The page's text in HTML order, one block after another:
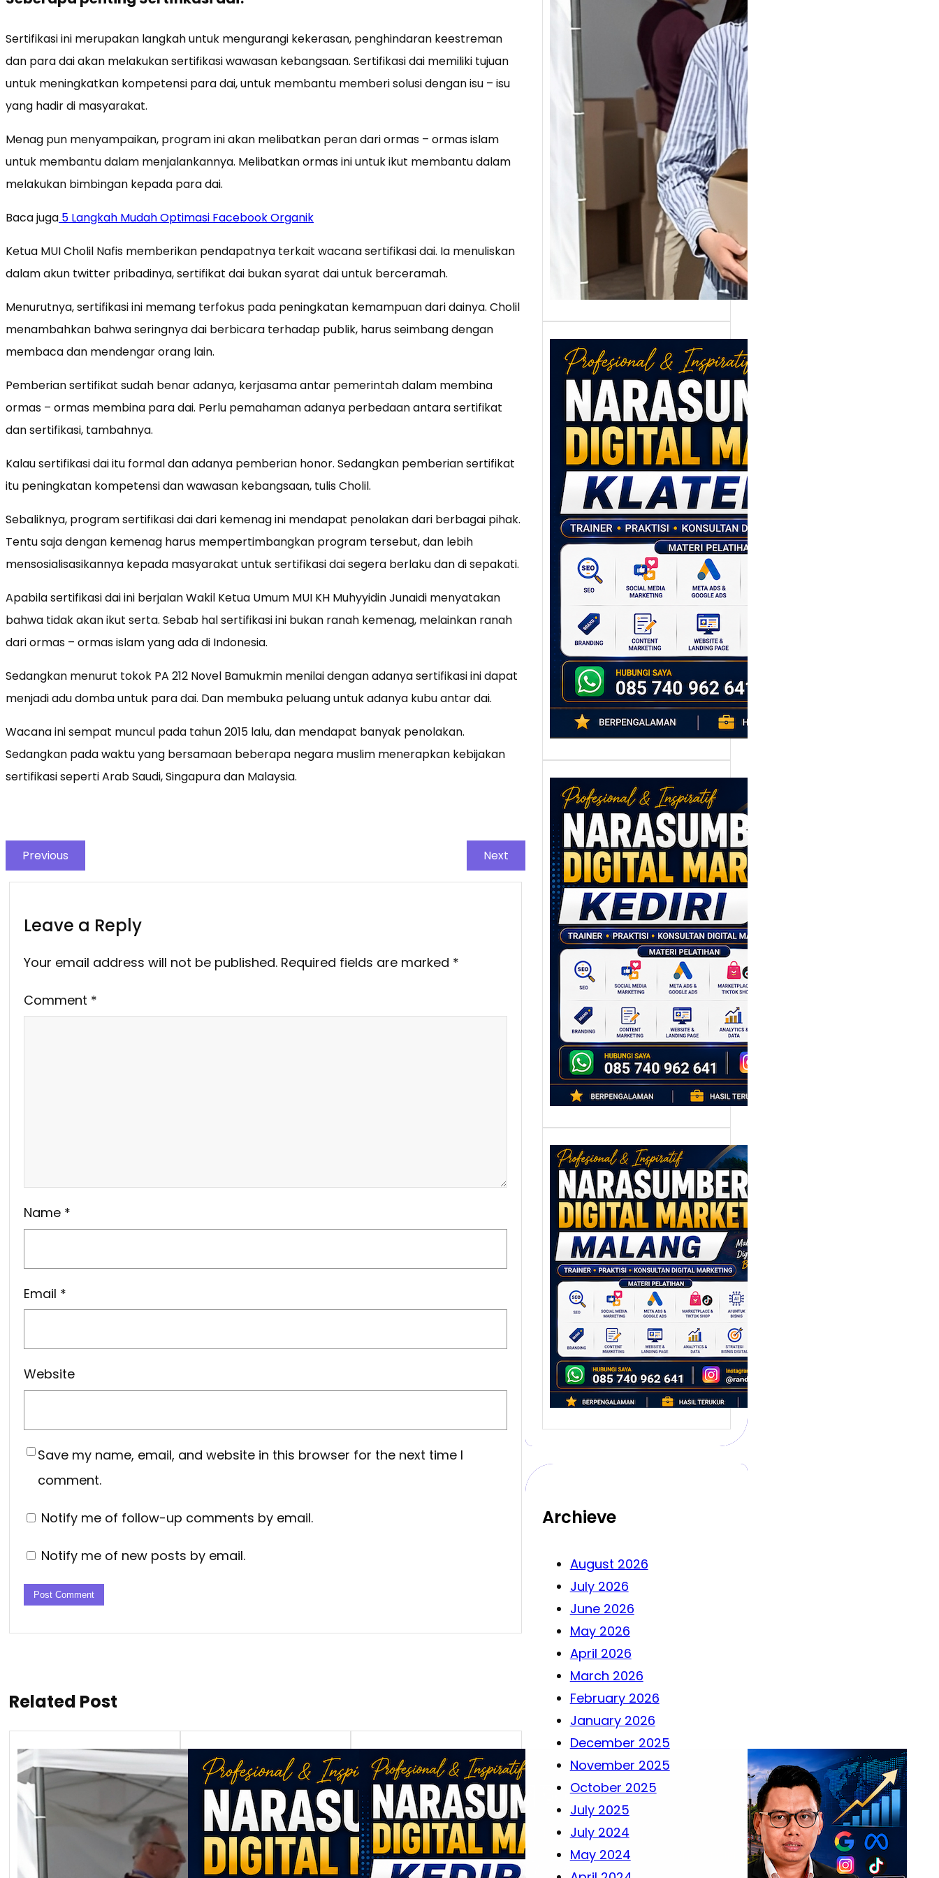
Sertifikasi ini merupakan langkah untuk mengurangi kekerasan, penghindaran keestreman
dan para dai akan melakukan sertifikasi wawasan kebangsaan. Sertifikasi dai memiliki tujuan
untuk meningkatkan kompetensi para dai, untuk membantu memberi solusi dengan isu – isu
yang hadir di masyarakat.
Menag pun menyampaikan, program ini akan melibatkan peran dari ormas – ormas islam
untuk membantu dalam menjalankannya. Melibatkan ormas ini untuk ikut membantu dalam
melakukan bimbingan kepada para dai.
Baca juga 5 Langkah Mudah Optimasi Facebook Organik
Ketua MUI Cholil Nafis memberikan pendapatnya terkait wacana sertifikasi dai. Ia menuliskan
dalam akun twitter pribadinya, sertifikat dai bukan syarat dai untuk berceramah.
Menurutnya, sertifikasi ini memang terfokus pada peningkatan kemampuan dari dainya. Cholil
menambahkan bahwa seringnya dai berbicara terhadap publik, harus seimbang dengan
membaca dan mendengar orang lain.
Pemberian sertifikat sudah benar adanya, kerjasama antar pemerintah dalam membina
ormas – ormas membina para dai. Perlu pemahaman adanya perbedaan antara sertifikat
dan sertifikasi, tambahnya.
Kalau sertifikasi dai itu formal dan adanya pemberian honor. Sedangkan pemberian sertifikat
itu peningkatan kompetensi dan wawasan kebangsaan, tulis Cholil.
Sebaliknya, program sertifikasi dai dari kemenag ini mendapat penolakan dari berbagai pihak.
Tentu saja dengan kemenag harus mempertimbangkan program tersebut, dan lebih
mensosialisasikannya kepada masyarakat untuk sertifikasi dai segera berlaku dan di sepakati.
Apabila sertifikasi dai ini berjalan Wakil Ketua Umum MUI KH Muhyyidin Junaidi menyatakan
bahwa tidak akan ikut serta. Sebab hal sertifikasi ini bukan ranah kemenag, melainkan ranah
dari ormas – ormas islam yang ada di Indonesia.
Sedangkan menurut tokok PA 212 Novel Bamukmin menilai dengan adanya sertifikasi ini dapat
menjadi adu domba untuk para dai. Dan membuka peluang untuk adanya kubu antar dai.
Wacana ini sempat muncul pada tahun 2015 lalu, dan mendapat banyak penolakan.
Sedangkan pada waktu yang bersamaan beberapa negara muslim menerapkan kebijakan
sertifikasi seperti Arab Saudi, Singapura dan Malaysia.
Previous Next
Leave a Reply
Your email address will not be published. Required fields are marked *
Comment *
Name *
Email *
Website
Save my name, email, and website in this browser for the next time I
comment.
Notify me of follow-up comments by email.
Notify me of new posts by email.
Related Post
Tik Tok Buat
Jualan, Gimana
Strateginya ?
Baca Juga Cara
Berjualan Di Tiktokshop
TikTok menjadi tempat
Narasumber
Digital Marketing
Klaten: Membantu
UMKM dan SDM
Lokal Naik Kelas
Melalui Strategi
Digital
Setiap daerah memiliki
potensi ekonomi yang
berbeda, dan Klaten
adalah…
Narasumber
Digital Marketing
Kediri: Membangun
Strategi
Pemasaran
Berbasis Data
untuk Bisnis yang
Bertumbuh
Digital marketing telah
mengubah cara bisnis
berkembang. Dulu,
promosi banyak…
Narasumber
Digital Marketing
Malang:
Menyiapkan
Talenta Digital
yang Siap
Menghadapi Dunia
Bisnis Modern
Malang dikenal sebagai
salah satu kota yang
melahirkan banyak ide,
…
Archieve
August 2026
July 2026
June 2026
May 2026
April 2026
March 2026
February 2026
January 2026
December 2025
November 2025
October 2025
July 2025
July 2024
May 2024